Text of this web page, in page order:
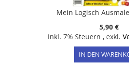
Mein Logisch
5,90 €
Inkl. 7% Steuern , exkl.
IN DEN